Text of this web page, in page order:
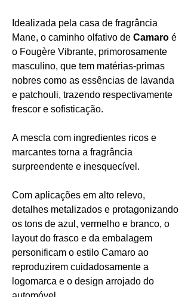
Idealizada pela casa de fragrância
Mane, o caminho olfativo de Camaro é
o Fougère Vibrante, primorosamente
masculino, que tem matérias-primas
nobres como as essências de lavanda
e patchouli, trazendo respectivamente
frescor e sofisticação.
A mescla com ingredientes ricos e
marcantes torna a fragrância
surpreendente e inesquecível.
Com aplicações em alto relevo,
detalhes metalizados e protagonizando
os tons de azul, vermelho e branco, o
layout do frasco e da embalagem
personificam o estilo Camaro ao
reproduzirem cuidadosamente a
logomarca e o design arrojado do